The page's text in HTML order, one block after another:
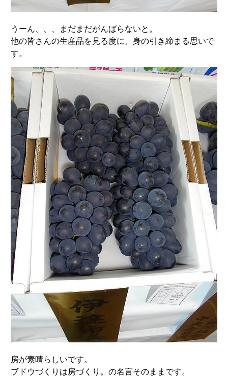
うーん、、、まだまだがんばらないと。
他の皆さんの生産品を見る度に、身の引き締まる思いで
す。
房が素晴らしいです。
ブドウづくりは房づくり。の名言そのままです。